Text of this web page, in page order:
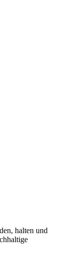
halten und